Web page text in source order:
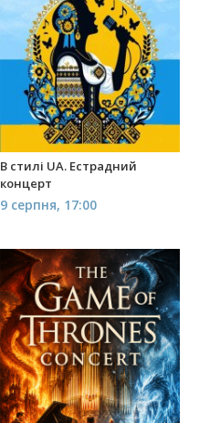
В стилі UA. Естрадний
концерт
9 серпня, 17:00